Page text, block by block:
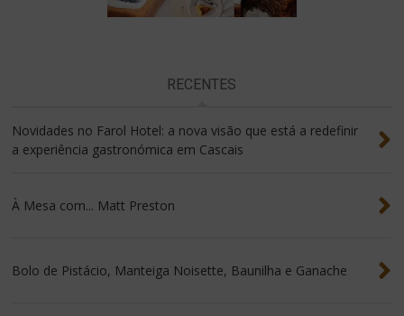
RECENTES
Novidades no Farol Hotel: a nova visão que está a redefinir
a experiência gastronómica em Cascais
À Mesa com... Matt Preston
Bolo de Pistácio, Manteiga Noisette, Baunilha e Ganache